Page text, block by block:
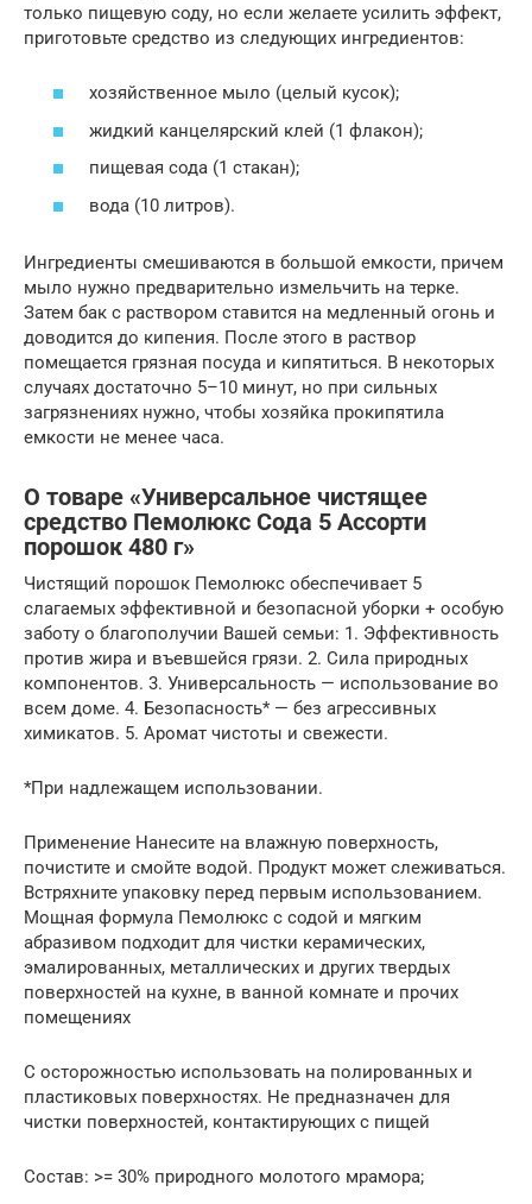
только пищевую соду, но если желаете усилить эффект,
приготовьте средство из следующих ингредиентов:
хозяйственное мыло (целый кусок);
жидкий канцелярский клей (1 флакон);
пищевая сода (1 стакан);
вода (10 литров).
Ингредиенты смешиваются в большой емкости, причем
мыло нужно предварительно измельчить на терке.
Затем бак с раствором ставится на медленный огонь и
доводится до кипения. После этого в раствор
помещается грязная посуда и кипятиться. В некоторых
случаях достаточно 5–10 минут, но при сильных
загрязнениях нужно, чтобы хозяйка прокипятила
емкости не менее часа.
О товаре «Универсальное чистящее
средство Пемолюкс Сода 5 Ассорти
порошок 480 г»
Чистящий порошок Пемолюкс обеспечивает 5
слагаемых эффективной и безопасной уборки + особую
заботу о благополучии Вашей семьи: 1. Эффективность
против жира и въевшейся грязи. 2. Сила природных
компонентов. 3. Универсальность — использование во
всем доме. 4. Безопасность* — без агрессивных
химикатов. 5. Аромат чистоты и свежести.
*При надлежащем использовании.
Применение Нанесите на влажную поверхность,
почистите и смойте водой. Продукт может слеживаться.
Встряхните упаковку перед первым использованием.
Мощная формула Пемолюкс с содой и мягким
абразивом подходит для чистки керамических,
эмалированных, металлических и других твердых
поверхностей на кухне, в ванной комнате и прочих
помещениях
С осторожностью использовать на полированных и
пластиковых поверхностях. Не предназначен для
чистки поверхностей, контактирующих с пищей
Состав: >= 30% природного молотого мрамора;